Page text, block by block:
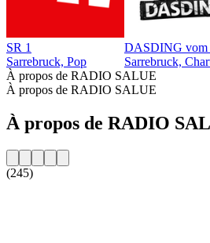
SR 1
Sarrebruck, Pop
DASDING vom
Sarrebruck,
À propos de RADIO SALUE
À propos de RADIO SALUE
À propos de RADIO
(245)